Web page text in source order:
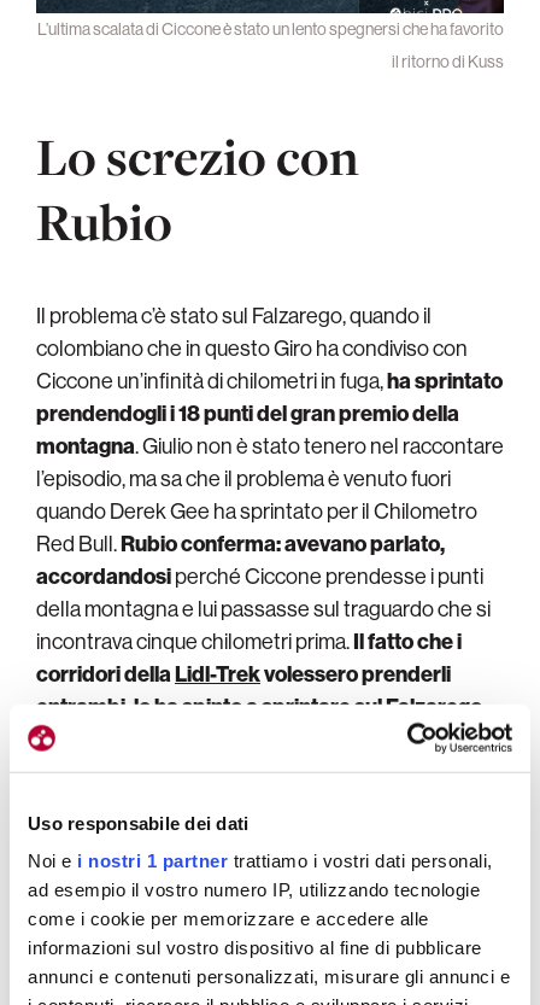
Uso responsabile dei dati
Noi e i nostri 1 partner trattiamo i vostri dati personali,
ad esempio il vostro numero IP, utilizzando tecnologie
come i cookie per memorizzare e accedere alle
informazioni sul vostro dispositivo al fine di pubblicare
annunci e contenuti personalizzati, misurare gli annunci e
L’ultima scalata di Ciccone è stato un lento spegnersi che ha favorito
il ritorno di Kuss
Lo screzio con
Rubio
Il problema c’è stato sul Falzarego, quando il
colombiano che in questo Giro ha condiviso con
Ciccone un’infinità di chilometri in fuga,ha sprintato
prendendogli i 18 punti del gran premio della
montagna. Giulio non è stato tenero nel raccontare
l’episodio, ma sa che il problema è venuto fuori
quando Derek Gee ha sprintato per il Chilometro
Red Bull.Rubio conferma: avevano parlato,
accordandosiperché Ciccone prendesse i punti
della montagna e lui passasse sul traguardo che si
incontrava cinque chilometri prima.Il fatto che i
corridori dellaLidl-Trekvolessero prenderli
entrambi, lo ha spinto a sprintare sul Falzarego.
Dopo la discesa a tutta,Ciccone si è ritrovato al
minuto sul gruppetto degli inseguitori
se potesse arrivare, ma di certo quando il ritrovato
Pellizzari ha attaccato portandosi dietro Sepp
Kuss , il margine del fuggitivo ha preso a scendere
rapidamente.